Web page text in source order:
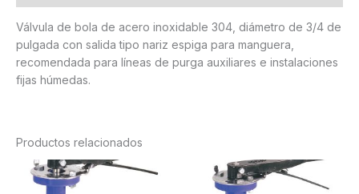
Válvula de bola de acero inoxidable 304, diámetro de 3/4 de
pulgada con salida tipo nariz espiga para manguera,
recomendada para líneas de purga auxiliares e instalaciones
fijas húmedas.
Productos relacionados